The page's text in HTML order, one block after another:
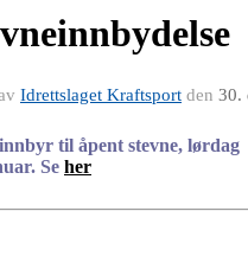
Idrettslaget Kraftsport den 30.
til åpent stevne, lørdag
Se her